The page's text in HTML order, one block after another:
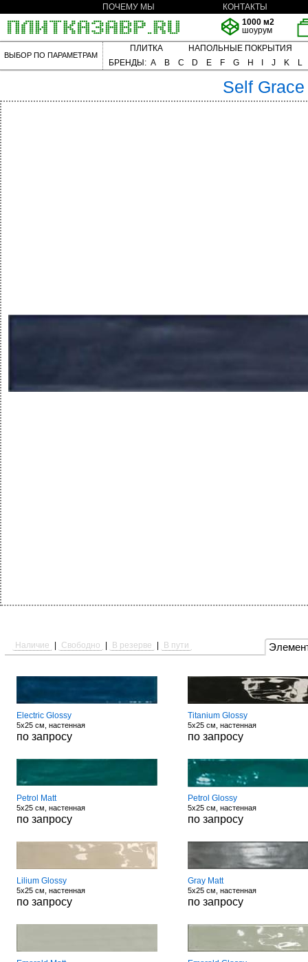
ПОЧЕМУ МЫ
КОНТАКТЫ
1000 м2
шоурум
ВЫБОР ПО ПАРАМЕТРАМ
ПЛИТКА
НАПОЛЬНЫЕ ПОКРЫТИЯ
БРЕНДЫ: A B C D E F G H J K L
Self Grace
Наличие Свободно В резерве В пути
Electric Glossy
5x25 см, настенная
по запросу
Titanium Glossy
5x25 см, настенная
по запросу
Petrol Matt
5x25 см, настенная
по запросу
Petrol Glossy
5x25 см, настенная
по запросу
Lilium Glossy
5x25 см, настенная
по запросу
Gray Matt
5x25 см, настенная
по запросу